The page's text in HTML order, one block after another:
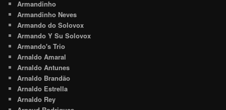
Armandinho
Armandinho Neves
Armando do Solovox
Armando Y Su Solovox
Armando's Trio
Arnaldo Amaral
Arnaldo Antunes
Arnaldo Brandão
Arnaldo Estrella
Arnaldo Rey